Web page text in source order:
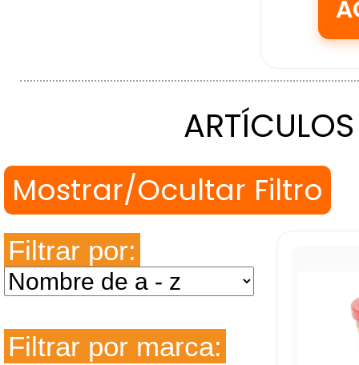
Filtrar por:
Filtrar por marca: